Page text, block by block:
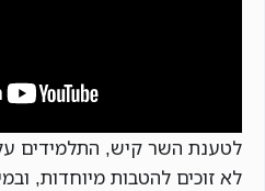
לטענת השר קיש, התלמידים
לא זוכים להטבות מיוחדות,